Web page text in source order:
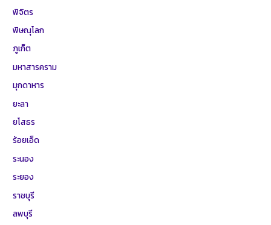
พิจิตร
พิษณุโลก
ภูเก็ต
มหาสารคราม
มุกดาหาร
ยะลา
ยโสธร
ร้อยเอ็ด
ระนอง
ระยอง
ราชบุรี
ลพบุรี